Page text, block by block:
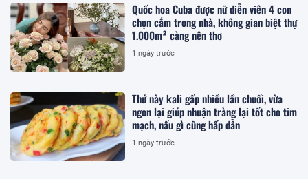
Quốc hoa Cuba được nữ diễn viên 4 con
chọn cắm trong nhà, không gian biệt thự
1.000m² càng nên thơ
1 ngày trước
Thứ này kali gấp nhiều lần chuối, vừa
ngon lại giúp nhuận tràng lại tốt cho tim
mạch, nấu gì cũng hấp dẫn
1 ngày trước